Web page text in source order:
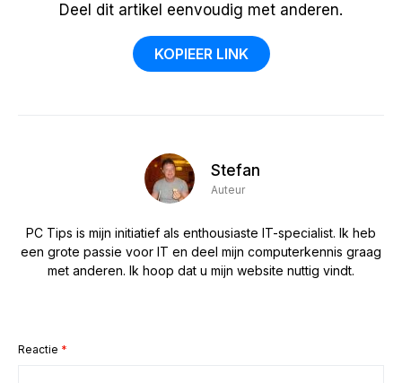
Deel dit artikel eenvoudig met anderen.
KOPIEER LINK
Stefan
Auteur
PC Tips is mijn initiatief als enthousiaste IT-specialist. Ik heb
een grote passie voor IT en deel mijn computerkennis graag
met anderen. Ik hoop dat u mijn website nuttig vindt.
Reactie *